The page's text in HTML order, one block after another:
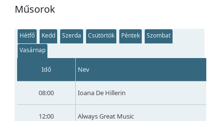
Műsorok
Hétfő Kedd Szerda Csütörtök Péntek
Szombat
Vasárnap
Idő Nev
08:00 Ioana De Hillerin
12:00 Always Great Music